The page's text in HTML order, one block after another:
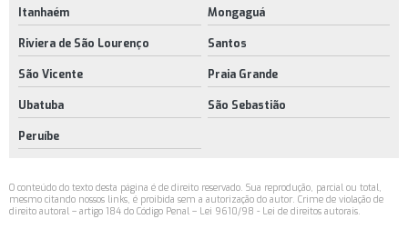
Itanhaém Mongaguá
Riviera de São Lourenço Santos
São Vicente Praia Grande
Ubatuba São Sebastião
Peruíbe
O conteúdo do texto desta página é de direito reservado. Sua reprodução, parcial ou total,
mesmo citando nossos links, é proibida sem a autorização do autor. Crime de violação de
direito autoral – artigo 184 do Código Penal – Lei 9610/98 - Lei de direitos autorais.